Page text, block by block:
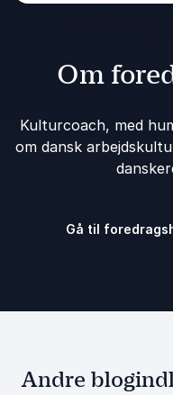
Om
Kulturcoach, med
om dansk
Gå til
Andre